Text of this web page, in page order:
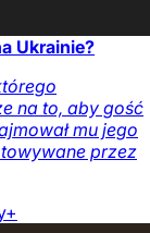
Ukrainie?
na to, aby gość
mu jego
przez